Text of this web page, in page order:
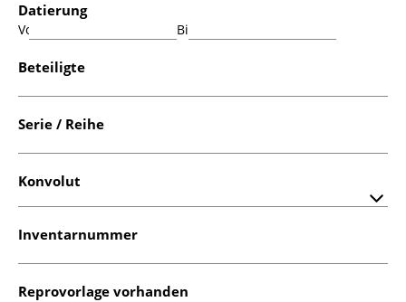
Datierung
Von: Bis:
Beteiligte
Serie / Reihe
Konvolut
Inventarnummer
Reprovorlage vorhanden